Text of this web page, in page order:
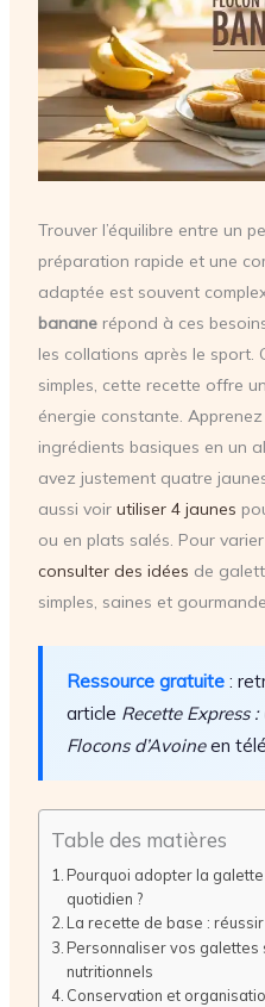
Trouver l’équilibre entre un
préparation rapide et une
adaptée est souvent
bananerépond à ces
les collations après le sport.
simples, cette recette offre
énergie constante.
ingrédients basiques en un
avez justement quatre
aussi voir utiliser 4 jaunes
ou en plats salés. Pour
consulter des idées de
simples, saines et
Ressource gratuite:
article Recette Express
Flocons d’Avoineen
Table des matières
Pourquoi adopter la
quotidien ?
La recette de base :
Personnaliser vos galettes
nutritionnels
Conservation et